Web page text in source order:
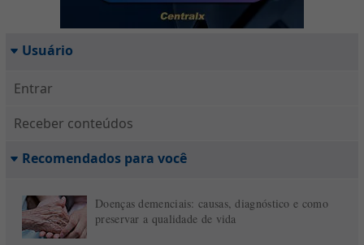
Usuário
Entrar
Receber conteúdos
Recomendados para você
Doenças demenciais: causas, diagnóstico e como
preservar a qualidade de vida